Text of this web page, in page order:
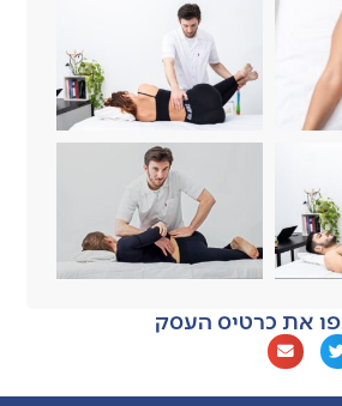
את כרטיס העסק